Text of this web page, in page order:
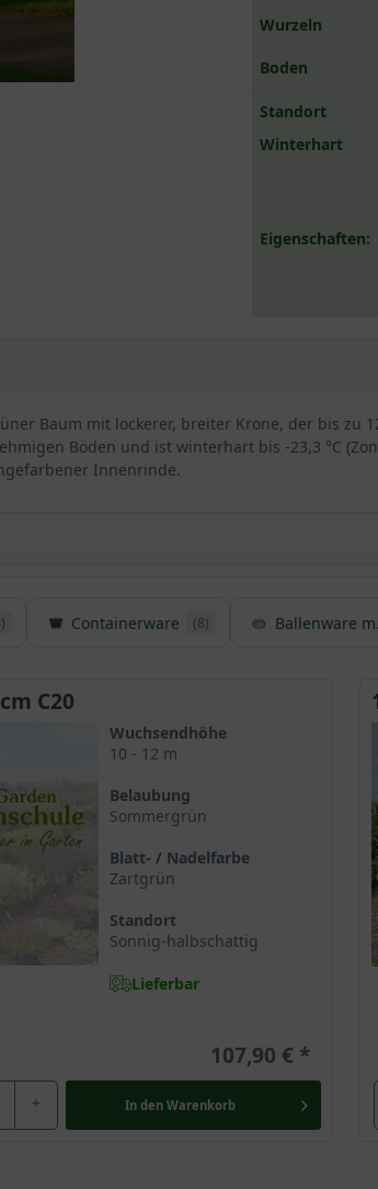
Wurzeln
Boden
Standort
Winterhart
Eigenschaften:
Baum mit lockerer, breiter Krone, der bis zu
Böden und ist winterhart bis -23,3 °C
Innenrinde.
serrata
sowie einer traumhaften Wuchslinie. In
in Ostchina, Taiwan und Korea. Sie wächst
ist besonders wertvoll und entsprechend
bevorzugt als malerischer Parkbaum genutzt,
zu bieten und ermöglicht aufgrund seiner
Bäume
Asiens, obgleich sie recht langsam
Beachtung als Klimawandelgehölz und
Containerware (8) Ballenware
C20
Wuchsendhöhe
10 - 12 m
Belaubung
Sommergrün
Blatt- / Nadelfarbe
Zartgrün
Standort
Sonnig-halbschattig
Lieferbar
107,90 €
+ In den Warenkorb